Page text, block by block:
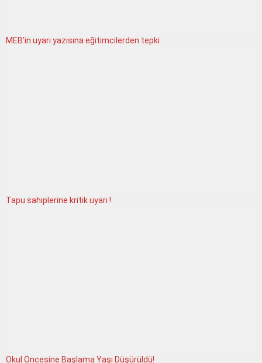
MEB’in uyarı yazısına eğitimcilerden tepki
Tapu sahiplerine kritik uyarı !
Okul Öncesine Başlama Yaşı Düşürüldü!